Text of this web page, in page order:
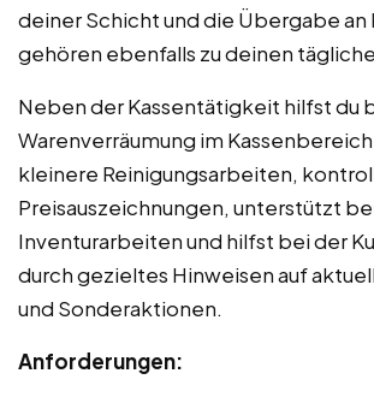
deiner Schicht und die Übergabe an
gehören ebenfalls zu deinen
Neben der Kassentätigkeit hilfst du
Warenverräumung im
kleinere Reinigungsarbeiten,
Preisauszeichnungen, unterstützt
Inventurarbeiten und hilfst bei der
durch gezieltes Hinweisen auf
und Sonderaktionen.
Anforderungen: